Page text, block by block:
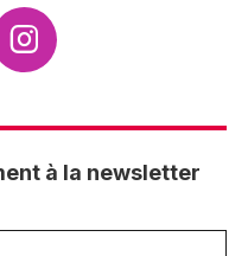
à la newsletter